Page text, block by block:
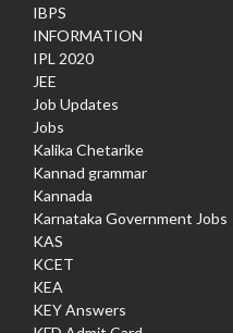
IBPS
INFORMATION
IPL 2020
JEE
Job Updates
Jobs
Kalika Chetarike
Kannad grammar
Kannada
Karnataka Government Jobs
KAS
KCET
KEA
KEY Answers